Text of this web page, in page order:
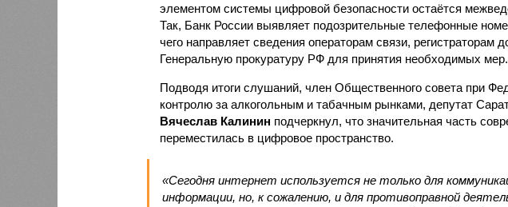
элементом системы цифровой безопасности остаётся
Так, Банк России выявляет подозрительные телефонные
чего направляет сведения операторам связи, регистраторам
Генеральную прокуратуру РФ для принятия необходимых мер.
Подводя итоги слушаний, член Общественного совета при
контролю за алкогольным и табачным рынками, депутат
Вячеслав Калинин подчеркнул, что значительная часть
переместилась в цифровое пространство.
«Сегодня интернет используется не только для
информации, но, к сожалению, и для противоправной